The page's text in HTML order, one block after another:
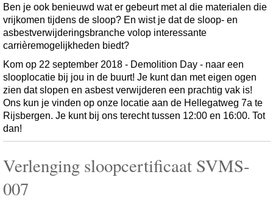
Ben je ook benieuwd wat er gebeurt met al die materialen die
vrijkomen tijdens de sloop? En wist je dat de sloop- en
asbestverwijderingsbranche volop interessante
carrièremogelijkheden biedt?
Kom op 22 september 2018 - Demolition Day - naar een
slooplocatie bij jou in de buurt! Je kunt dan met eigen ogen
zien dat slopen en asbest verwijderen een prachtig vak is!
Ons kun je vinden op onze locatie aan de Hellegatweg 7a te
Rijsbergen. Je kunt bij ons terecht tussen 12:00 en 16:00. Tot
dan!
Verlenging sloopcertificaat SVMS-
007